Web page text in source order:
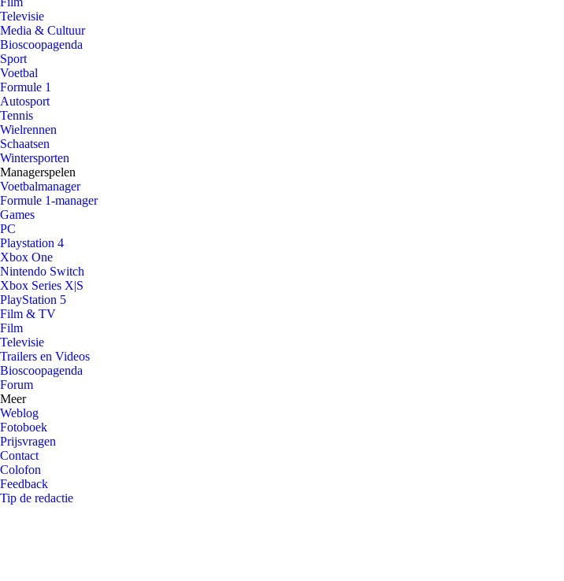
Televisie
Media & Cultuur
Bioscoopagenda
Sport
Voetbal
Formule 1
Autosport
Tennis
Wielrennen
Schaatsen
Wintersporten
Managerspelen
Voetbalmanager
Formule 1-manager
Games
PC
Playstation 4
Xbox One
Nintendo Switch
Xbox Series X|S
PlayStation 5
Film & TV
Film
Televisie
Trailers en Videos
Bioscoopagenda
Forum
Meer
Weblog
Fotoboek
Prijsvragen
Contact
Colofon
Feedback
Tip de redactie